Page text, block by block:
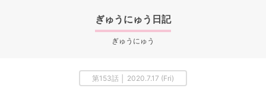
ぎゅうにゅう日記
ぎゅうにゅう
第153話 │ 2020.7.17 (Fri)